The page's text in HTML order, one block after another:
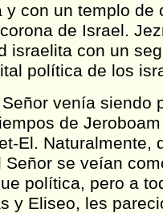
y con un templo de
de Israel.
israelita con un
política de los
venía siendo
de
El. Naturalmente,
Señor se veían
política, pero a
y Eliseo, les